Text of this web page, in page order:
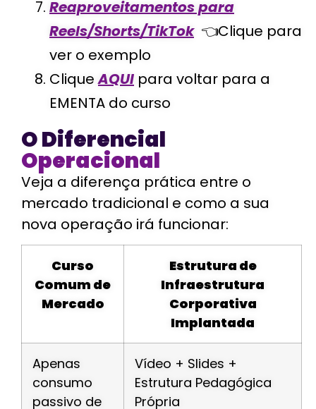
Reaproveitamentos para
Reels/Shorts/TikTok👈Clique para
ver o exemplo
CliqueAQUI para voltar para a
EMENTA do curso
O Diferencial
Operacional
Veja a diferença prática entre o
mercado tradicional e como a sua
nova operação irá funcionar:
Curso
Comum de
Mercado
Estrutura de
Infraestrutura
Corporativa
Implantada
Apenas
consumo
passivo de
Vídeo + Slides +
Estrutura Pedagógica
Própria